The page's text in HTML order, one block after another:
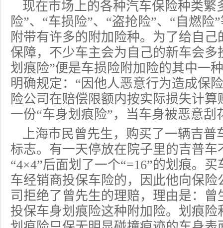
现在市场上的各种汽车保险种类繁
险”、“车损险”、“盗抢险”、“自燃险
附带有许多的附加险种。为了给自
保障，不少车主会为自己的新车会多
划痕险”便是车损险附加险的其中一
明确规定：“因他人恶意行为造成保
险公司在赔偿限额内按实际损失计
一份“车身划痕险”，当车身被恶意刮
上海市民曾先生，购买了一辆吉普
标志。有一天停放在院子里的吉普车
“4×4”后面划了一个“=16”的划痕。
车经销商投保车险的，因此他向保
司拒绝了曾先生的理赔，理由是：
投保车身划痕险这种附加险。划痕